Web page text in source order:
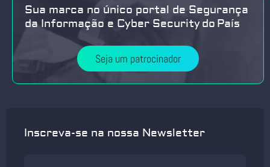
Sua marca no único portal de Segurança
da Informação e Cyber Security do País
Seja um patrocinador
Inscreva-se na nossa Newsletter